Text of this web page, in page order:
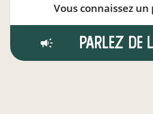
Vous connaissez
Parlez de